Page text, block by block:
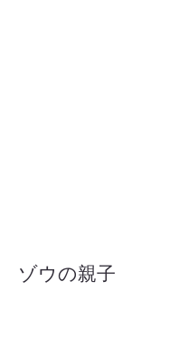
ゾウの親子